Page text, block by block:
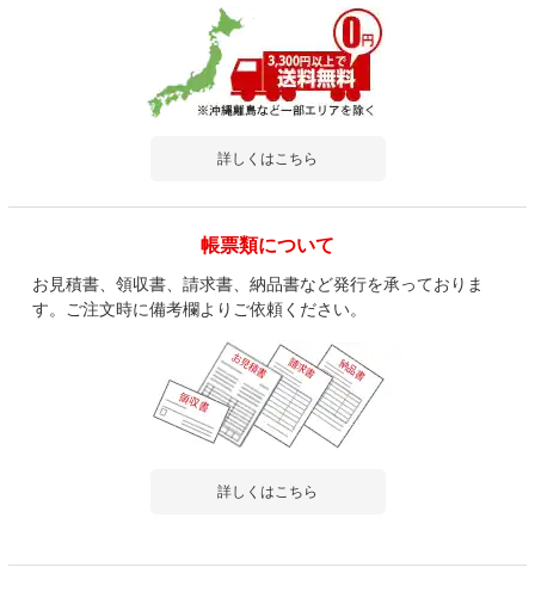
詳しくはこちら
帳票類について
お見積書、領収書、請求書、納品書など発行を承っておりま
す。ご注文時に備考欄よりご依頼ください。
詳しくはこちら